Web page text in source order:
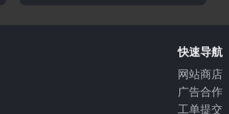
快速导航
网站商店
广告合作
工单提交